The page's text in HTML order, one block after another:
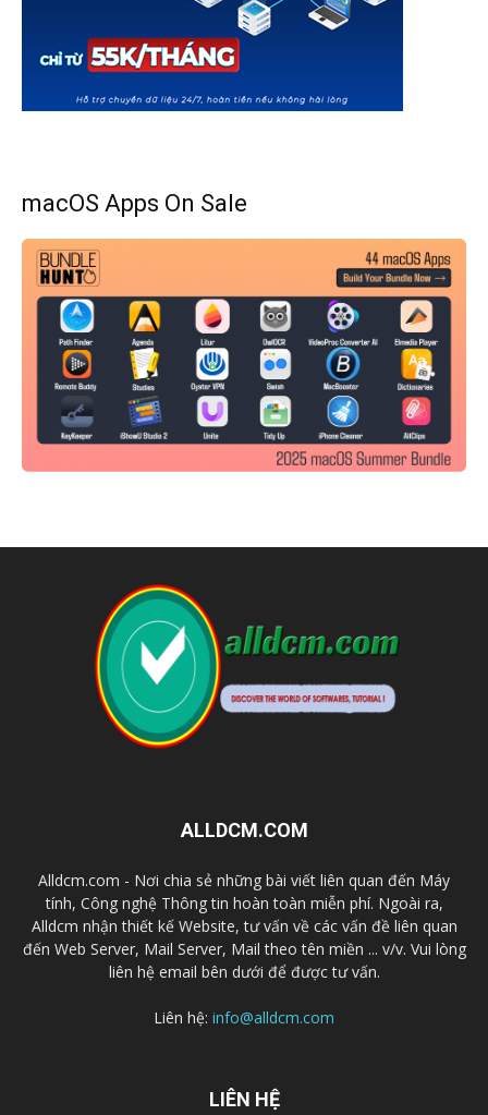
macOS Apps On Sale
ALLDCM.COM
Alldcm.com - Nơi chia sẻ những bài viết liên quan đến Máy
tính, Công nghệ Thông tin hoàn toàn miễn phí. Ngoài ra,
Alldcm nhận thiết kế Website, tư vấn về các vấn đề liên quan
đến Web Server, Mail Server, Mail theo tên miền ... v/v. Vui lòng
liên hệ email bên dưới để được tư vấn.
Liên hệ: info@alldcm.com
LIÊN HỆ